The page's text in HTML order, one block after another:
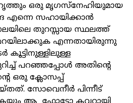
ഒരു മൃഗസ്നേഹിയുമായ
എന്നെ സഹായിക്കാൻ
തുറസ്സായ സ്ഥലത്ത്
എന്നതായിരുന്നു
കൂട്ടിനുള്ളിലുള്ള
പറഞ്ഞപ്പോൾ അതിന്‍റെ
ഒരു ക്ലോസപ്പ്
സോവെനീർ പിന്നീട്